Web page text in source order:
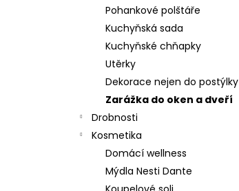
Pohankové polštáře
Kuchyňská sada
Kuchyňské chňapky
Utěrky
Dekorace nejen do postýlky
Zarážka do oken a dveří
Drobnosti
Kosmetika
Domácí wellness
Mýdla Nesti Dante